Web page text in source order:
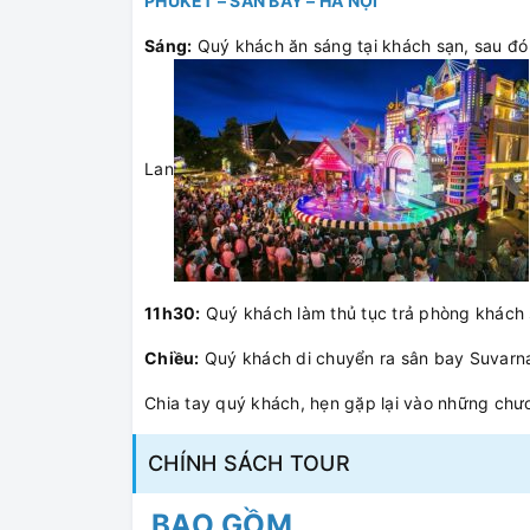
Sáng: Quý khách ăn sáng tại khách sạn, sau
Lan
11h30: Quý khách làm thủ tục trả phòng
Chiều: Quý khách di chuyển ra sân bay
Chia tay quý khách, hẹn gặp lại vào những
CHÍNH SÁCH TOUR